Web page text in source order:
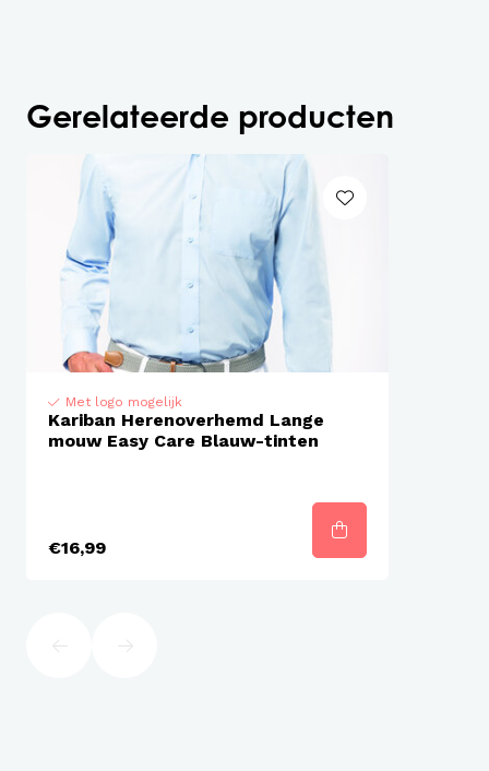
Gerelateerde producten
Met logo mogelijk
Kariban Herenoverhemd Lange
mouw Easy Care Blauw-tinten
€16,99